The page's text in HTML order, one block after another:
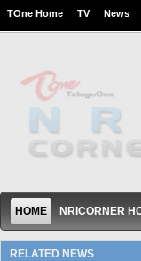
TOne Home TV News
HOME NRICORNER
RELATED NEWS